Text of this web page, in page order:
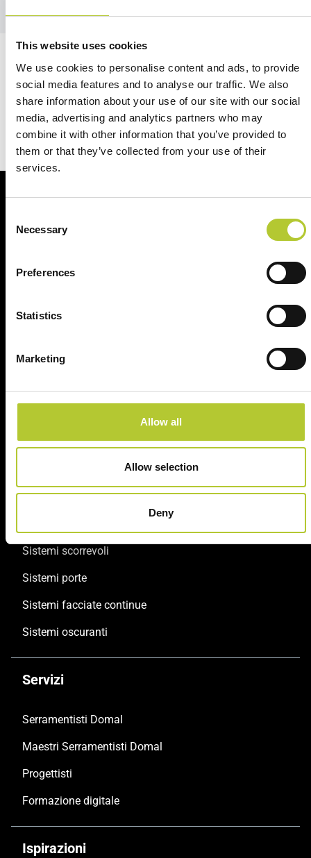
This website uses cookies
We use cookies to personalise content and ads, to provide
social media features and to analyse our traffic. We also
share information about your use of our site with our social
media, advertising and analytics partners who may
combine it with other information that you’ve provided to
them or that they’ve collected from your use of their
services.
Selection
Necessary
Preferences
Statistics
Marketing
Allow all
Allow selection
Deny
Siamo qui per te
Contattaci
+ di 40 anni di esperienza
Prodotti
Sistemi scorrevoli
Sistemi porte
Sistemi facciate continue
Sistemi oscuranti
Servizi
Serramentisti Domal
Maestri Serramentisti Domal
Progettisti
Formazione digitale
Ispirazioni